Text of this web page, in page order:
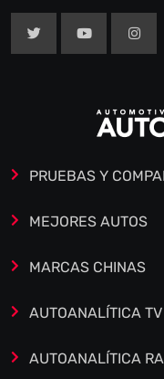
PRUEBAS Y
MEJORES AUTOS
MARCAS CHINAS
AUTOANALÍTICA TV
AUTOANALÍTICA